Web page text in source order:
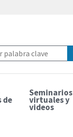
de
Seminarios
virtuales y
videos